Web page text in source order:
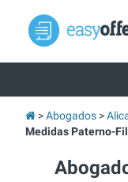
Abogados
Medidas Paterno-